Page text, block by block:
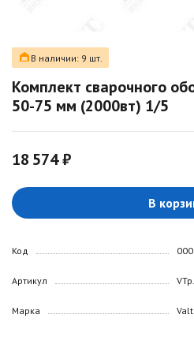
В наличии: 9 шт.
Комплект сварочного
50-75 мм (2000вт) 1/5
18 574 ₽
В
Код
Артикул
Марка